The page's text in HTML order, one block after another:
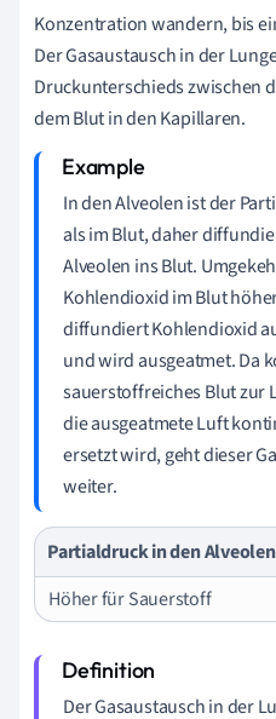
Konzentration wandern, bis
Der Gasaustausch in der
Druckunterschieds zwischen
dem Blut in den Kapillaren.
In den Alveolen ist der
als im Blut, daher
Alveolen ins Blut.
Kohlendioxid im Blut
diffundiert Kohlendioxid
und wird ausgeatmet. Da
sauerstoffreiches Blut
die ausgeatmete Luft
ersetzt wird, geht dieser
weiter.
Partialdruck in den Alveolen
Höher für Sauerstoff
Der Gasaustausch in der